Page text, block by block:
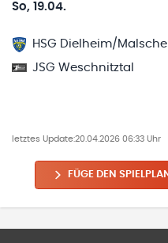
So, 19.04.
HSG Dielheim/
JSG Weschnitztal
letztes Update:20.04.2026 06:33 Uhr
FÜGE DEN